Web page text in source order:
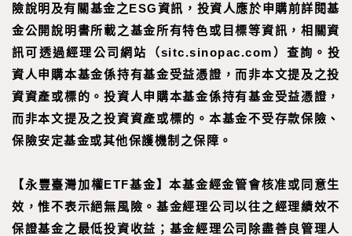
險說明及有關基金之ESG資訊，投資人應於申購前詳閱基
金公開說明書所載之基金所有特色或目標等資訊，相關資
訊可透過經理公司網站（sitc.sinopac.com）查詢。 投
資人申購本基金係持有基金受益憑證，而非本文提及之投
資資產或標的。投資人申購本基金係持有基金受益憑證，
而非本文提及之投資資產或標的。本基金不受存款保險、
保險安定基金或其他保護機制之保障。
【永豐臺灣加權ETF基金】本基金經金管會核准或同意生
效，惟不表示絕無風險。基金經理公司以往之經理績效不
保證基金之最低投資收益；基金經理公司除盡善良管理人